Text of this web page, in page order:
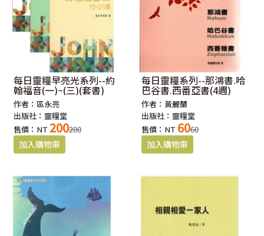
每日靈糧早亮光系列--約
翰福音(一)~(三)(套書)
作者：區永亮
出版社：靈糧堂
售價：NT 200200
每日靈糧系列--那鴻書.哈
巴谷書.西番亞書(4週)
作者：黃麗蘭
出版社：靈糧堂
售價：NT 6060